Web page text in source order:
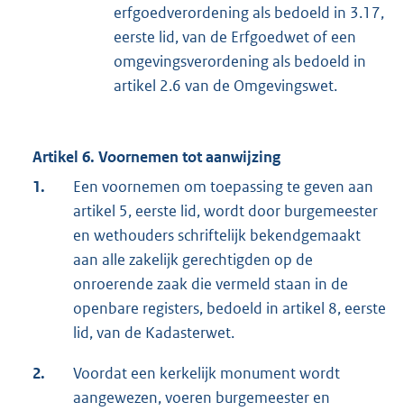
erfgoedverordening als bedoeld in 3.17,
eerste lid, van de Erfgoedwet of een
omgevingsverordening als bedoeld in
artikel 2.6 van de Omgevingswet.
Artikel 6. Voornemen tot aanwijzing
1.
Een voornemen om toepassing te geven aan
artikel 5, eerste lid, wordt door burgemeester
en wethouders schriftelijk bekendgemaakt
aan alle zakelijk gerechtigden op de
onroerende zaak die vermeld staan in de
openbare registers, bedoeld in artikel 8, eerste
lid, van de Kadasterwet.
2.
Voordat een kerkelijk monument wordt
aangewezen, voeren burgemeester en